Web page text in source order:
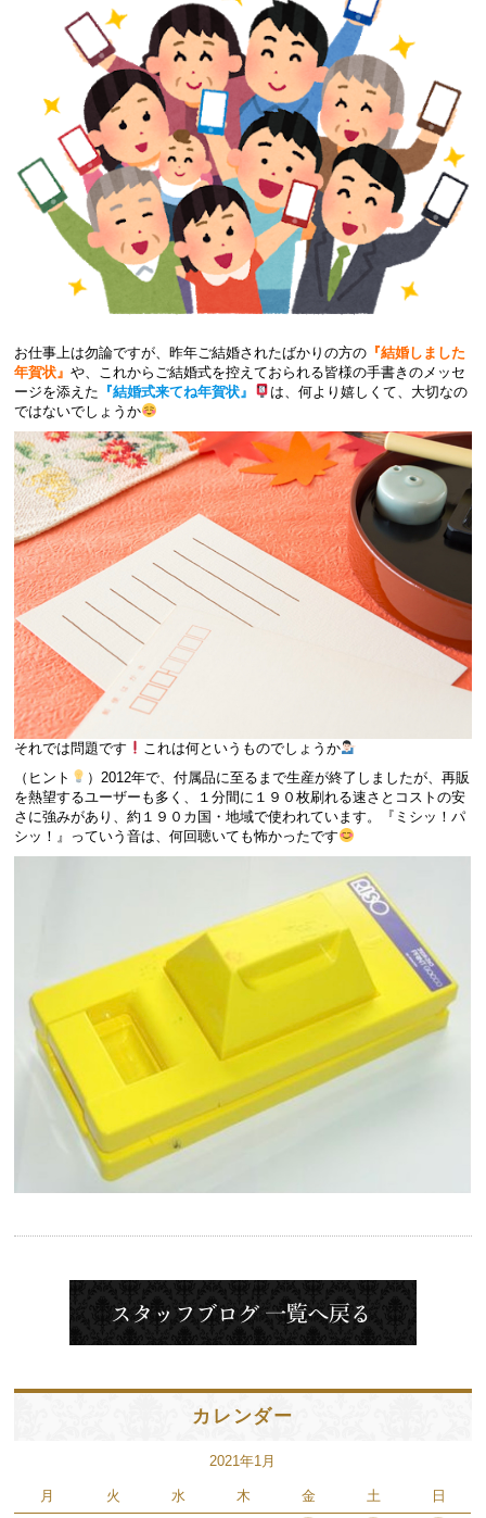
お仕事上は勿論ですが、昨年ご結婚されたばかりの方の 『結婚しました
年賀状』や、これからご結婚式を控えておられる皆様の手書きのメッセ
ージを添えた 『結婚式来てね年賀状』
は、何より嬉しくて、大切なの
ではないでしょうか
それでは問題です
これは何というものでしょうか
（ヒント
）2012年で、付属品に至るまで生産が終了しましたが、再販
を熱望するユーザーも多く、１分間に１９０枚刷れる速さとコストの安
さに強みがあり、約１９０カ国・地域で使われています。『ミシッ！パ
シッ！』っていう音は、何回聴いても怖かったです
カレンダー
2021年1月
月 火 水 木 金 土 日